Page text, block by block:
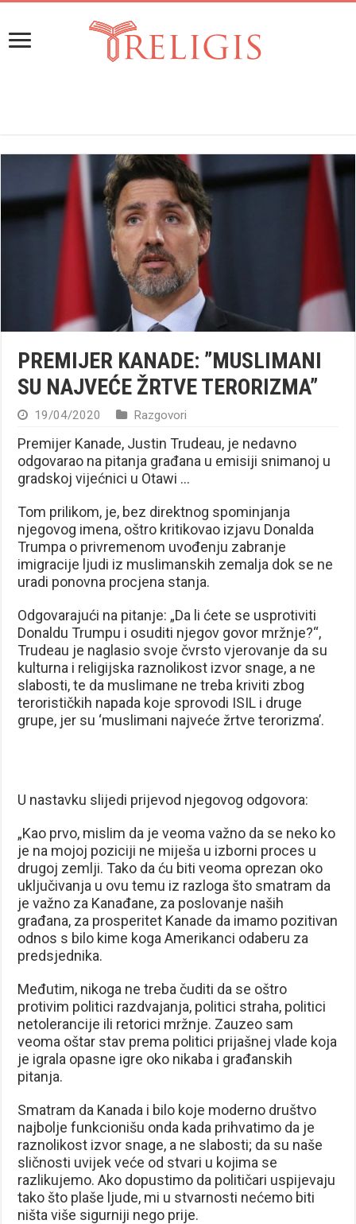
PREMIJER KANADE: ”MUSLIMANI
SU NAJVEĆE ŽRTVE TERORIZMA”
19/04/2020 Razgovori
Premijer Kanade, Justin Trudeau, je nedavno
odgovarao na pitanja građana u emisiji snimanoj u
gradskoj vijećnici u Otawi …
Tom prilikom, je, bez direktnog spominjanja
njegovog imena, oštro kritikovao izjavu Donalda
Trumpa o privremenom uvođenju zabranje
imigracije ljudi iz muslimanskih zemalja dok se ne
uradi ponovna procjena stanja.
Odgovarajući na pitanje: „Da li ćete se usprotiviti
Donaldu Trumpu i osuditi njegov govor mržnje?“,
Trudeau je naglasio svoje čvrsto vjerovanje da su
kulturna i religijska raznolikost izvor snage, a ne
slabosti, te da muslimane ne treba kriviti zbog
terorističkih napada koje sprovodi ISIL i druge
grupe, jer su ‘muslimani najveće žrtve terorizma’.
U nastavku slijedi prijevod njegovog odgovora:
„Kao prvo, mislim da je veoma važno da se neko ko
je na mojoj poziciji ne miješa u izborni proces u
drugoj zemlji. Tako da ću biti veoma oprezan oko
uključivanja u ovu temu iz razloga što smatram da
je važno za Kanađane, za poslovanje naših
građana, za prosperitet Kanade da imamo pozitivan
odnos s bilo kime koga Amerikanci odaberu za
predsjednika.
Međutim, nikoga ne treba čuditi da se oštro
protivim politici razdvajanja, politici straha, politici
netolerancije ili retorici mržnje. Zauzeo sam
veoma oštar stav prema politici prijašnej vlade koja
je igrala opasne igre oko nikaba i građanskih
pitanja.
Smatram da Kanada i bilo koje moderno društvo
najbolje funkcionišu onda kada prihvatimo da je
raznolikost izvor snage, a ne slabosti; da su naše
sličnosti uvijek veće od stvari u kojima se
razlikujemo. Ako dopustimo da političari uspijevaju
tako što plaše ljude, mi u stvarnosti nećemo biti
ništa više sigurniji nego prije.